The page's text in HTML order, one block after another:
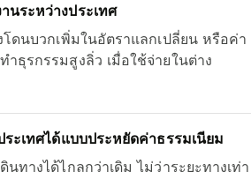
นระหว่างประเทศ
โดนบวกเพิ่มในอัตราแลกเปลี่ยน หรือค่า
ำธุรกรรมสูงลิ่ว เมื่อใช้จ่ายในต่าง
ระเทศได้แบบประหยัดค่าธรรมเนียม
นทางได้ไกลกว่าเดิม ไม่ว่าระยะทางเท่า